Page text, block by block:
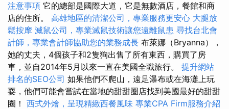
注意事項 它的總部是國際大道，它是無數酒店，餐館和商
店的住所。 高雄地區的清潔公司，專業服務更安心 大腿放
鬆按摩 滅鼠公司，專業滅鼠技術讓您遠離鼠患 尋找台北會
計師，專業會計師協助您的業務成長 布萊娜（Bryanna），
她的丈夫，4個孩子和2隻狗出售了所有東西，購買了房
車，並自2014年5月以來一直在美國全職旅行。 提升網站
排名的SEO公司 如果他們不爬山，遠足瀑布或在海灘上玩
耍，他們可能會嘗試在當地的甜甜圈店找到美國最好的甜甜
圈！ 西式外燴，呈現精緻西餐風味 專業CPA Firm服務介紹